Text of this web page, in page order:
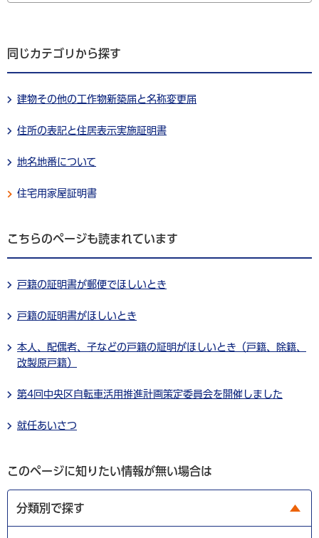
同じカテゴリから探す
建物その他の工作物新築届と名称変更届
住所の表記と住居表示実施証明書
地名地番について
住宅用家屋証明書
こちらのページも読まれています
戸籍の証明書が郵便でほしいとき
戸籍の証明書がほしいとき
本人、配偶者、子などの戸籍の証明がほしいとき（戸籍、除籍、
改製原戸籍）
第4回中央区自転車活用推進計画策定委員会を開催しました
就任あいさつ
このページに知りたい情報が無い場合は
分類別で探す